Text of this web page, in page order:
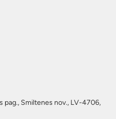
pag., Smiltenes nov., LV-4706,